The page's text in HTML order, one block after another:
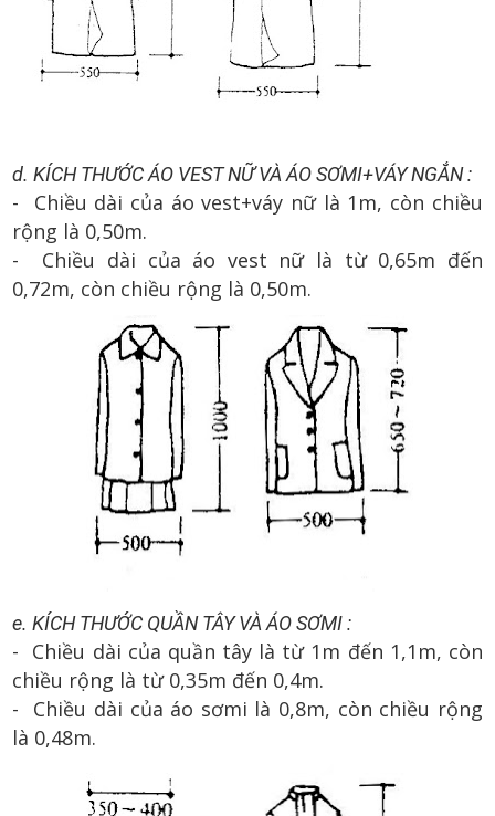
d. KÍCH THƯỚC ÁO VEST NỮ VÀ ÁO SƠMI+VÁY NGẮN :
- Chiều dài của áo vest+váy nữ là 1m, còn chiều
rộng là 0,50m.
- Chiều dài của áo vest nữ là từ 0,65m đến
0,72m, còn chiều rộng là 0,50m.
e. KÍCH THƯỚC QUẦN TÂY VÀ ÁO SƠMI :
- Chiều dài của quần tây là từ 1m đến 1,1m, còn
chiều rộng là từ 0,35m đến 0,4m.
- Chiều dài của áo sơmi là 0,8m, còn chiều rộng
là 0,48m.